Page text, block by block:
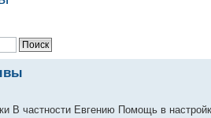
В частности Евгению Помощь в